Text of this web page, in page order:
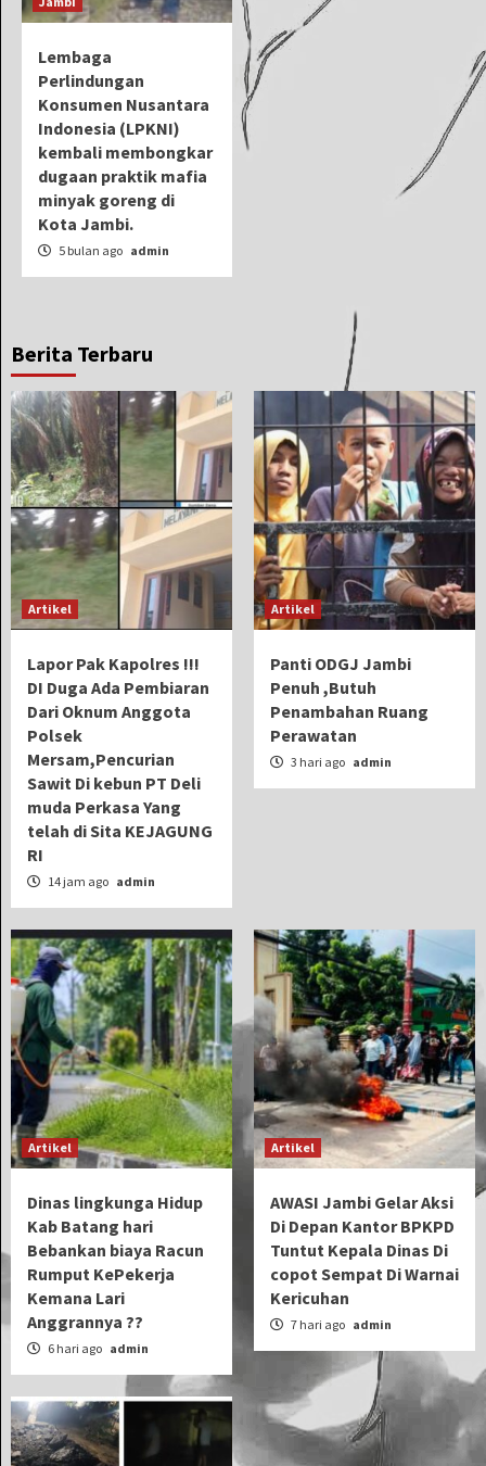
Lembaga
Perlindungan
Konsumen Nusantara
Indonesia (LPKNI)
kembali membongkar
dugaan praktik mafia
minyak goreng di
Kota Jambi.
5 bulan ago admin
Berita Terbaru
Artikel
Lapor Pak Kapolres !!!
DI Duga Ada Pembiaran
Dari Oknum Anggota
Polsek
Mersam,Pencurian
Sawit Di kebun PT Deli
muda Perkasa Yang
telah di Sita KEJAGUNG
RI
14 jam ago admin
Artikel
Panti ODGJ Jambi
Penuh ,Butuh
Penambahan Ruang
Perawatan
3 hari ago admin
Artikel
Dinas lingkunga Hidup
Kab Batang hari
Bebankan biaya Racun
Rumput KePekerja
Kemana Lari
Anggrannya ??
6 hari ago admin
Artikel
AWASI Jambi Gelar Aksi
Di Depan Kantor BPKPD
Tuntut Kepala Dinas Di
copot Sempat Di Warnai
Kericuhan
7 hari ago admin